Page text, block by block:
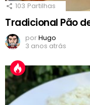
103 Partilhas
Tradicional Pão
porHugo
3 anos atrás